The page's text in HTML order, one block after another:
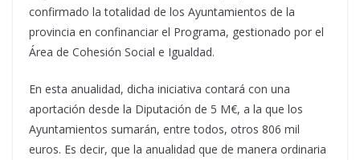
confirmado la totalidad de los Ayuntamientos de la
provincia en confinanciar el Programa, gestionado por el
Área de Cohesión Social e Igualdad.
En esta anualidad, dicha iniciativa contará con una
aportación desde la Diputación de 5 M€, a la que los
Ayuntamientos sumarán, entre todos, otros 806 mil
euros. Es decir, que la anualidad que de manera ordinaria